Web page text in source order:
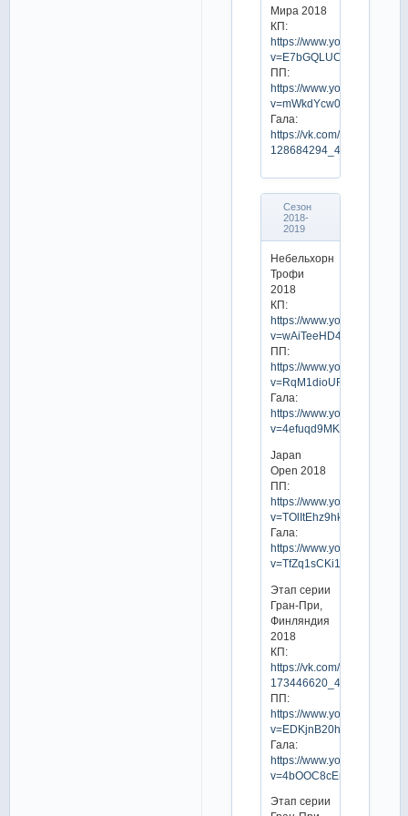
Мира 2018
КП:
https://www.youtube.com/
v=E7bGQLUCuh8
ПП:
https://www.youtube.com/
v=mWkdYcw0MBo
Гала:
https://vk.com/video-
128684294_456239601
Сезон
2018-
2019
Небельхорн
Трофи
2018
КП:
https://www.youtube.com/
v=wAiTeeHD4WA
ПП:
https://www.youtube.com/
v=RqM1dioURbw
Гала:
https://www.youtube.com/
v=4efuqd9MKzc
Japan
Open 2018
ПП:
https://www.youtube.com/
v=TOlItEhz9hk
Гала:
https://www.youtube.com/
v=TfZq1sCKi1I
Этап серии
Гран-При,
Финляндия
2018
КП:
https://vk.com/video-
173446620_456239030
ПП:
https://www.youtube.com/
v=EDKjnB20hu8
Гала:
https://www.youtube.com/
v=4bOOC8cEmlg
Этап серии